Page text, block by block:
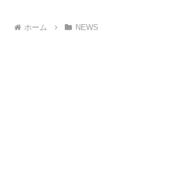
ホーム NEWS